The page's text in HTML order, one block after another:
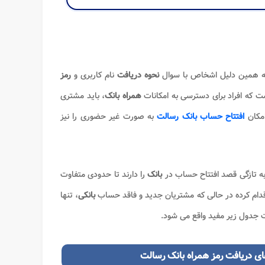
به همین دلیل اشخاص با سوالنحوه دریافت نام کاربری و رمز
که افراد برای دسترسی به امکاناتهمراه بانک، باید مشتری
افتتاح حساب بانک رسالتبه صورت غیر حضوری را نیز
تازگی قصد افتتاح حساب دربانک را دارند تا حدودی متفاوت
کرده در حالی که مشتریان جدید و فاقد حساببانکی، تنها
جدول زیر مفید واقع می شود.
دریافت رمز همراه بانک رسالت